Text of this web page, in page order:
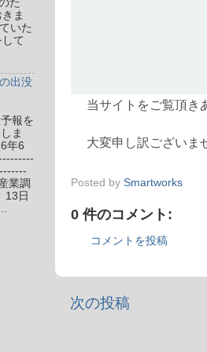
Posted by Smartworks
0 件のコメント:
コメントを投稿
次の投稿
た
ま
いた
て
出没
報を
ま
年6
業調
13日